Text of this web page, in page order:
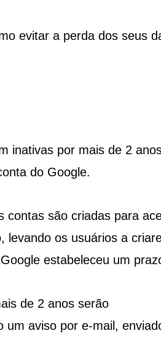
evitar a perda dos seus
inativas por mais de 2
do Google.
contas são criadas para
levando os usuários a
estabeleceu um
de 2 anos serão
um aviso por e-mail,